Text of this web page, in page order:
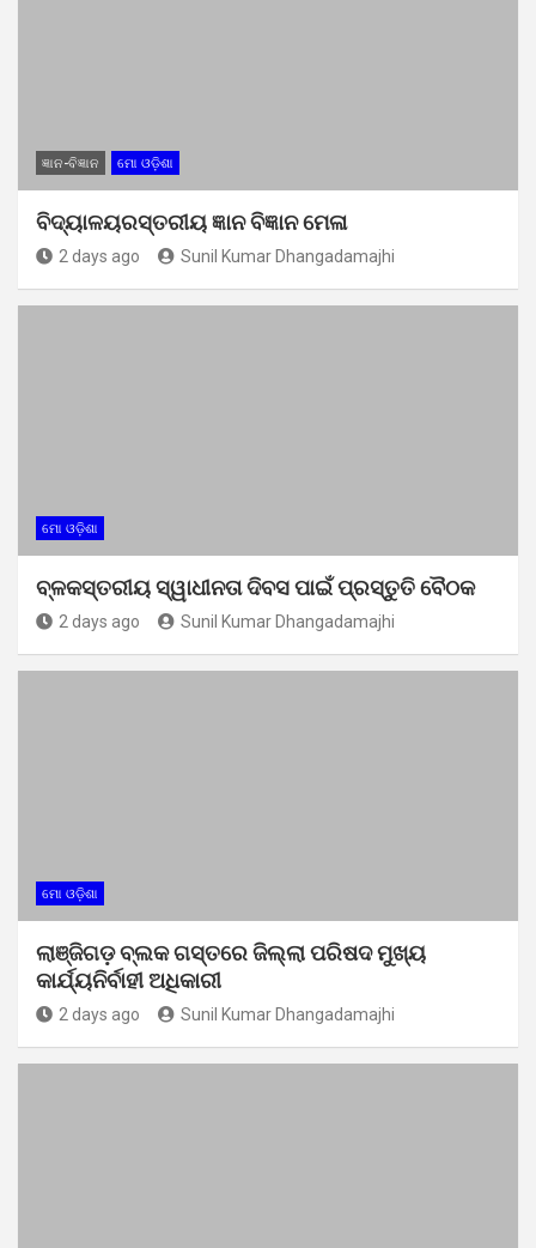
ଜ୍ଞାନ-ବିଜ୍ଞାନ ମୋ ଓଡ଼ିଶା
ବିଦ୍ୟାଳୟରସ୍ତରୀୟ ଜ୍ଞାନ ବିଜ୍ଞାନ ମେଳା
2 days ago Sunil Kumar Dhangadamajhi
ମୋ ଓଡ଼ିଶା
ବ୍ଳକସ୍ତରୀୟ ସ୍ୱାଧୀନତା ଦିବସ ପାଇଁ ପ୍ରସ୍ତୁତି ବୈଠକ
2 days ago Sunil Kumar Dhangadamajhi
ମୋ ଓଡ଼ିଶା
ଲାଞ୍ଜିଗଡ଼ ବ୍ଲକ ଗସ୍ତରେ ଜିଲ୍ଲା ପରିଷଦ ମୁଖ୍ୟ
କାର୍ଯ୍ୟନିର୍ବାହୀ ଅଧିକାରୀ
2 days ago Sunil Kumar Dhangadamajhi